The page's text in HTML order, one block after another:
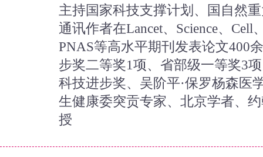
主持国家科技支撑计划、国自然
通讯作者在Lancet、Science、Cell
PNAS等高水平期刊发表论文400
步奖二等奖1项、省部级一等奖3
科技进步奖、吴阶平·保罗杨森医
生健康委突贡专家、北京学者、
授